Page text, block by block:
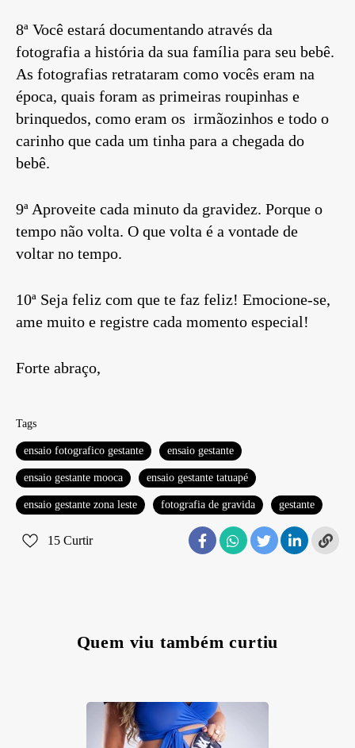
8ª Você estará documentando através da
fotografia a história da sua família para seu bebê.
As fotografias retrataram como vocês eram na
época, quais foram as primeiras roupinhas e
brinquedos, como eram os irmãozinhos e todo o
carinho que cada um tinha para a chegada do
bebê.
9ª Aproveite cada minuto da gravidez. Porque o
tempo não volta. O que volta é a vontade de
voltar no tempo.
10ª Seja feliz com que te faz feliz! Emocione-se,
ame muito e registre cada momento especial!
Forte abraço,
Tags
ensaio fotografico gestante ensaio gestante
ensaio gestante mooca ensaio gestante tatuapé
ensaio gestante zona leste fotografia de gravida gestante
15 Curtir
Quem viu também curtiu